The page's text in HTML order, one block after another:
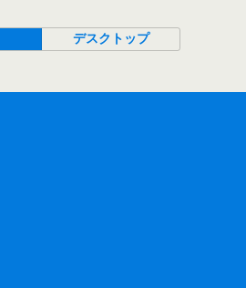
デスクトップ